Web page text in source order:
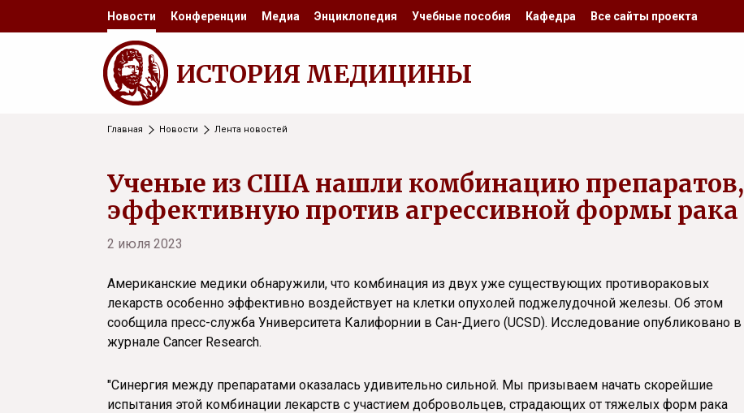
Новости Конференции Медиа Энциклопедия Учебные пособия Кафедра Все сайты проекта
ИСТОРИЯ МЕДИЦИНЫ
Главная Новости Лента новостей
Ученые из США нашли комбинацию препаратов,
эффективную против агрессивной формы рака
2 июля 2023
Американские медики обнаружили, что комбинация из двух уже существующих противораковых
лекарств особенно эффективно воздействует на клетки опухолей поджелудочной железы. Об этом
сообщила пресс-служба Университета Калифорнии в Сан-Диего (UCSD). Исследование опубликовано в
журнале Cancer Research.
"Синергия между препаратами оказалась удивительно сильной. Мы призываем начать скорейшие
испытания этой комбинации лекарств с участием добровольцев, страдающих от тяжелых форм рака